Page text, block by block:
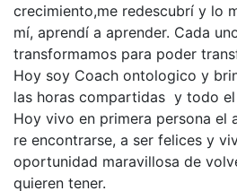
crecimiento,me redescubrí y lo
mí, aprendí a aprender. Cada
transformamos para poder
Hoy soy Coach ontologico y
las horas compartidas y todo
Hoy vivo en primera persona el
re encontrarse, a ser felices y
oportunidad maravillosa de
quieren tener.